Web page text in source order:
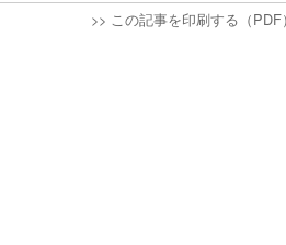
>> この記事を印刷する（PDF）